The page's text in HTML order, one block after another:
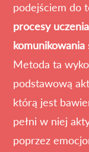
podejściem do
procesy
komunikowania
Metoda ta
podstawową
którą jest
pełni w niej
poprzez